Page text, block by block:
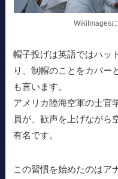
WikiImages
帽子投げは英語ではハッ
り、制帽のことをカバー
も言います。
アメリカ陸海空軍の士官
員が、歓声を上げながら
有名です。
この習慣を始めたのはア